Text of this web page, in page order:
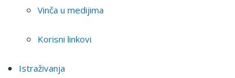
Vinča u medijima
Korisni linkovi
Istraživanja